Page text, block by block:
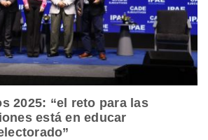
2025: “el reto para las
está en educar